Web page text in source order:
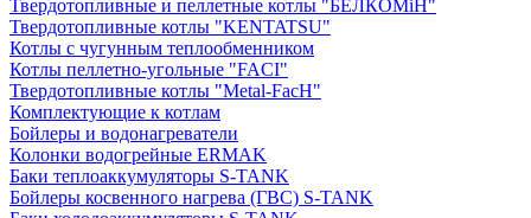
Твердотопливные и пеллетные котлы "БЕЛКОМiН"
Твердотопливные котлы "KENTATSU"
Котлы с чугунным теплообменником
Котлы пеллетно-угольные "FACI"
Твердотопливные котлы "Metal-FacH"
Комплектующие к котлам
Бойлеры и водонагреватели
Колонки водогрейные ERMAK
Баки теплоаккумуляторы S-TANK
Бойлеры косвенного нагрева (ГВС) S-TANK